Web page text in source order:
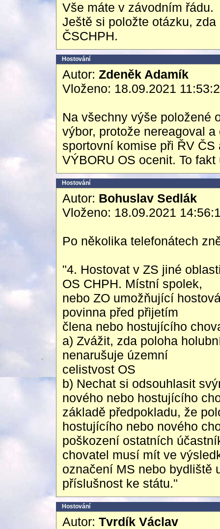
Vše máte v závodním řádu.
Ještě si položte otázku,
ČSCHPH.
Hostování
Autor: Zdeněk Adamík
Vloženo: 18.09.2021
Na všechny výše položené
výbor, protože nereagoval
sportovní komise při ŘV
VÝBORU OS ocenit. To
Hostování
Autor: Bohuslav Sedlák
Vloženo: 18.09.2021
Po několika telefonátech
"4. Hostovat v ZS jiné
OS CHPH. Místní spolek,
nebo ZO umožňující
povinna před přijetím
člena nebo hostujícího
a) Zvážit, zda poloha
nenarušuje územní
celistvost OS
b) Nechat si odsouhlasit
nového nebo hostujícího
základě předpokladu, že
hostujícího nebo nového
poškození ostatních
chovatel musí mít ve
označení MS nebo bydliště
příslušnost ke státu."
Hostování
Autor: Tvrdík Václav